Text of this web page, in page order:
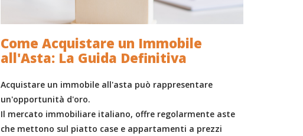
Come Acquistare un Immobile
all'Asta: La Guida Definitiva
Acquistare un immobile all'asta può rappresentare
un'opportunità d'oro.
Il mercato immobiliare italiano, offre regolarmente aste
che mettono sul piatto case e appartamenti a prezzi